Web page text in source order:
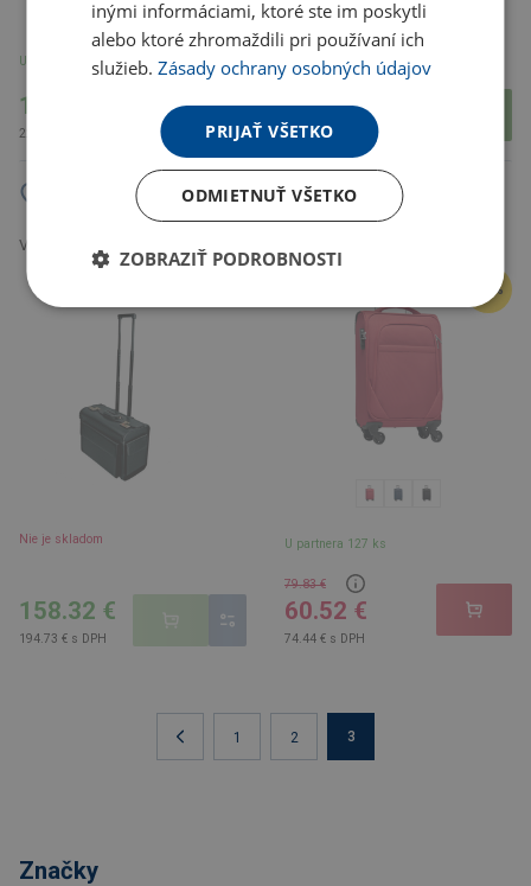
U partnera 1 ks
186.15 €
228.96 € s DPH
U partnera 35 ks
557.02 €
685.13 € s DPH
Veľká taška na kolieskach, čierna
Nie je skladom
158.32 €
194.73 € s DPH
VOYAGE Kufor na kolieskach,
-24%
U partnera 127 ks
79.83 €
60.52 €
74.44 € s DPH
1 2 3
Značky
inými informáciami, ktoré ste im poskytli
alebo ktoré zhromaždili pri používaní ich
služieb.Zásady ochrany osobných údajov
PRIJAŤ VŠETKO
ODMIETNUŤ VŠETKO
ZOBRAZIŤ PODROBNOSTI